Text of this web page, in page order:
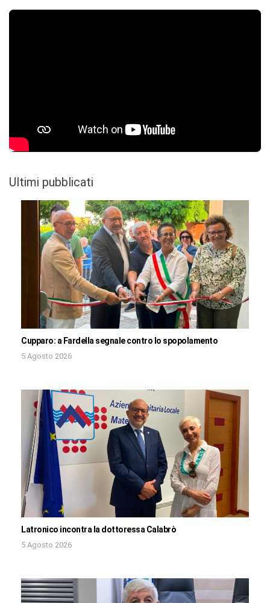
Ultimi pubblicati
Cupparo: a Fardella segnale contro lo spopolamento
5 Agosto 2026
Latronico incontra la dottoressa Calabrò
5 Agosto 2026